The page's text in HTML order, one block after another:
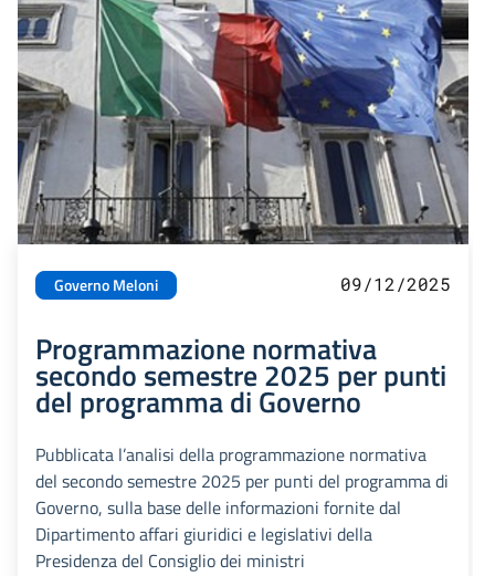
Governo Meloni 09/12/2025
Programmazione normativa
secondo semestre 2025 per punti
del programma di Governo
Pubblicata l’analisi della programmazione normativa
del secondo semestre 2025 per punti del programma di
Governo, sulla base delle informazioni fornite dal
Dipartimento affari giuridici e legislativi della
Presidenza del Consiglio dei ministri